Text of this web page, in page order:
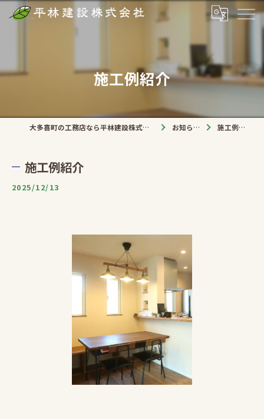
施工例紹介
大多喜町の工務店なら平林建設株式会社 お知らせ 施工例紹介
施工例紹介
2025/12/13